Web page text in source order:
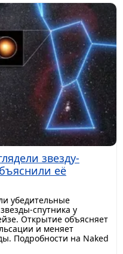
звезду-
её
убедительные
спутника у
Открытие объясняет
и меняет
Подробности на Naked